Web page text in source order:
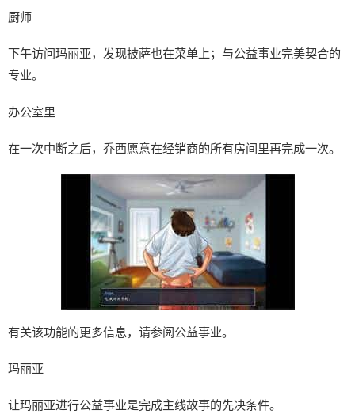
厨师
下午访问玛丽亚，发现披萨也在菜单上；与公益事业完美契合的
专业。
办公室里
在一次中断之后，乔西愿意在经销商的所有房间里再完成一次。
有关该功能的更多信息，请参阅公益事业。
玛丽亚
让玛丽亚进行公益事业是完成主线故事的先决条件。